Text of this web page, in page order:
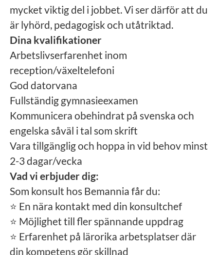
mycket viktig del i jobbet. Vi ser därför att du
är lyhörd, pedagogisk och utåtriktad.
Dina kvalifikationer
Arbetslivserfarenhet inom
reception/växeltelefoni
God datorvana
Fullständig gymnasieexamen
Kommunicera obehindrat på svenska och
engelska såväl i tal som skrift
Vara tillgänglig och hoppa in vid behov minst
2-3 dagar/vecka
Vad vi erbjuder dig:
Som konsult hos Bemannia får du:
⭐ En nära kontakt med din konsultchef
⭐ Möjlighet till fler spännande uppdrag
⭐ Erfarenhet på lärorika arbetsplatser där
din kompetens gör skillnad